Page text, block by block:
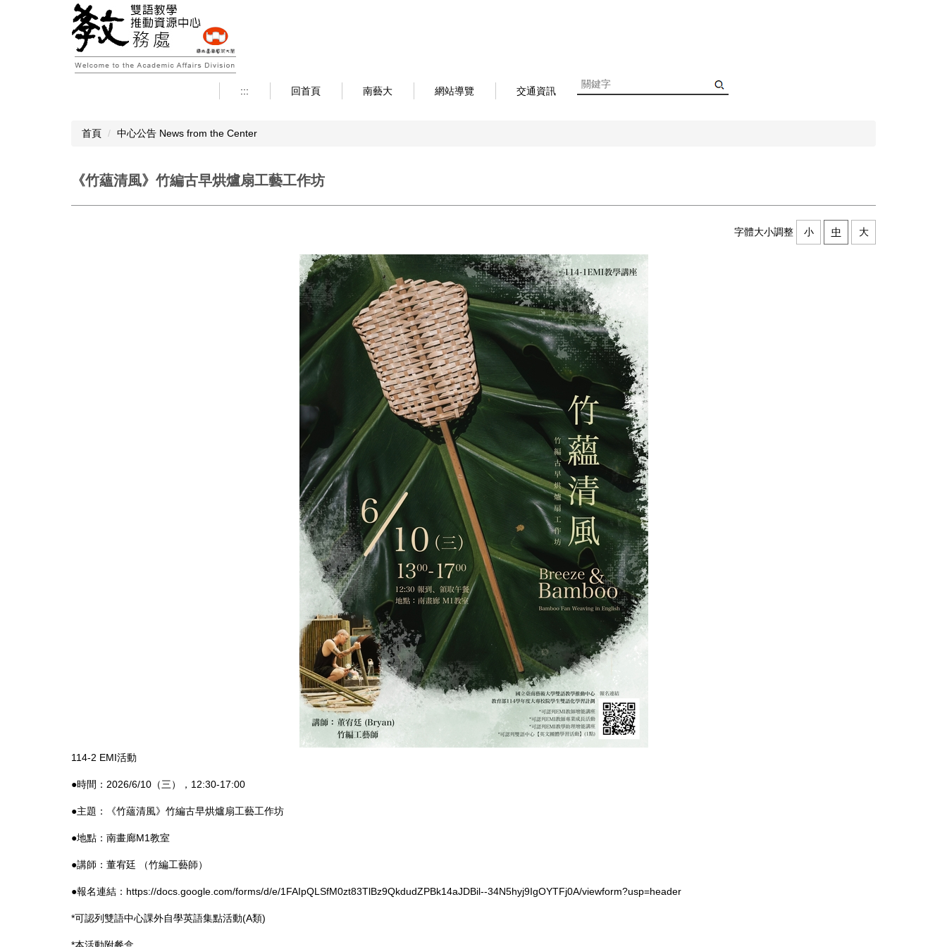
::: 回首頁 南藝大 網站導覽 交通資訊
首頁 中心公告 News from the Center
《竹蘊清風》竹編古早烘爐扇工藝工作坊
字體大小調整 小 中 大
114-2 EMI活動
●時間：2026/6/10（三），12:30-17:00
●主題：《竹蘊清風》竹編古早烘爐扇工藝工作坊
●地點：南畫廊M1教室
●講師：董宥廷 （竹編工藝師）
●報名連結： https://docs.google.com/forms/d/e/1FAIpQLSfM0zt83TlBz9QkdudZPBk14aJDBil--34N5hyj9IgOYTFj0A/viewform?usp=header
*可認列雙語中心課外自學英語集點活動(A類)